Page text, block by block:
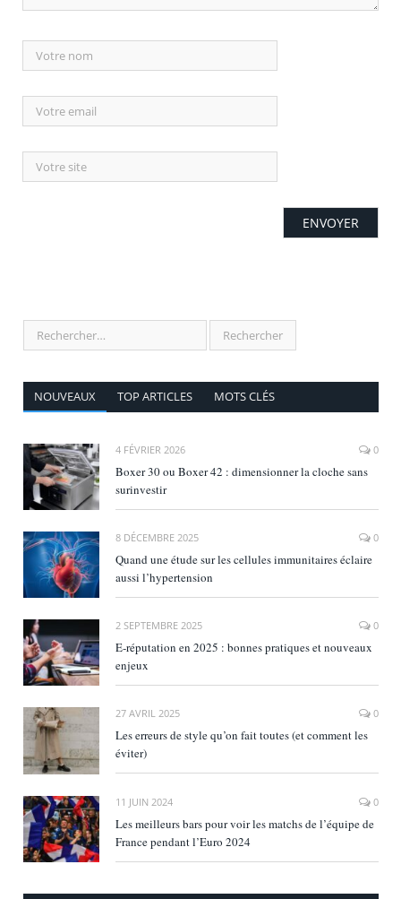
NOUVEAUX TOP ARTICLES MOTS CLÉS
4 FÉVRIER 2026 0
Boxer 30 ou Boxer 42 : dimensionner la cloche sans
surinvestir
8 DÉCEMBRE 2025 0
Quand une étude sur les cellules immunitaires éclaire
aussi l’hypertension
2 SEPTEMBRE 2025 0
E‑réputation en 2025 : bonnes pratiques et nouveaux
enjeux
27 AVRIL 2025 0
Les erreurs de style qu’on fait toutes (et comment les
éviter)
11 JUIN 2024 0
Les meilleurs bars pour voir les matchs de l’équipe de
France pendant l’Euro 2024